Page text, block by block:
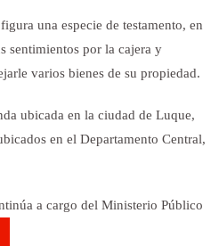
una especie de testamento, en
sentimientos por la cajera y
varios bienes de su propiedad.
ubicada en la ciudad de Luque,
en el Departamento Central,
a cargo del Ministerio Público